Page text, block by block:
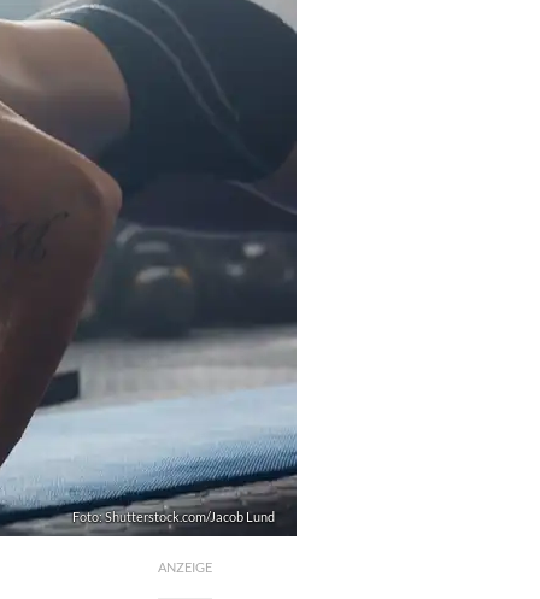
Foto: Shutterstock.com/Jacob Lund
ANZEIGE